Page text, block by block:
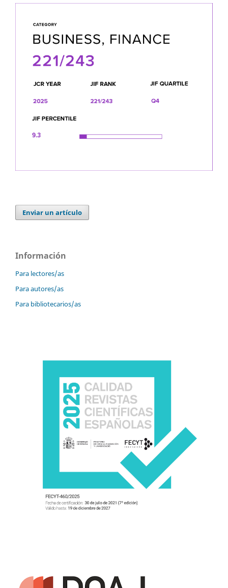
Enviar un artículo
Información
Para lectores/as
Para autores/as
Para bibliotecarios/as